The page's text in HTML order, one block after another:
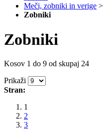
Meči, zobniki in verige >
Zobniki
Zobniki
Kosov 1 do 9 od skupaj 24
Prikaži
Stran:
1
2
3